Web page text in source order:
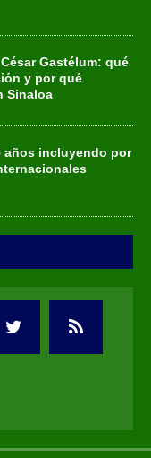
Gastélum: qué
y por qué
Sinaloa
años incluyendo por